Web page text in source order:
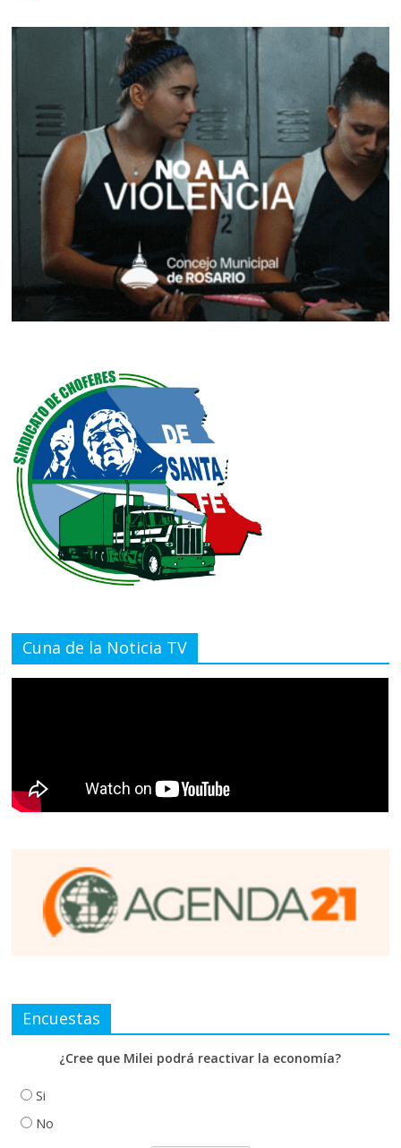
Cuna de la Noticia TV
Encuestas
¿Cree que Milei podrá reactivar la economía?
Si
No